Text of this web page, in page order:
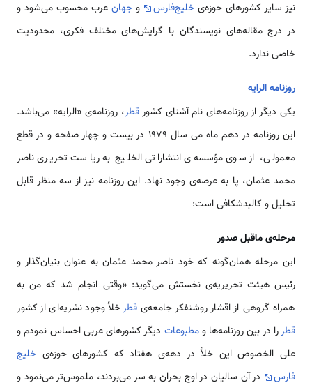
نیز سایر کشورهای حوزه‌ی خلیج‌فارس و جهان عرب محسوب می‌شود و
در درج مقاله‌های نویسندگان با گرایش‌های مختلف فکری، محدودیت
خاصی ندارد.
روزنامه الرایه
یکی دیگر از روزنامه‌های نام آشنای کشورقطر، روزنامه‌ی «الرایه» می‌باشد.
این روزنامه در دهم ماه می‌ سال 1979 در بیست و چهار صفحه و در قطع
معمولی، از سوی مؤسسه‌ی انتشاراتی الخلیج به ریاست تحریری ناصر
محمد عثمان، پا به عرصه‌ی وجود نهاد. این روزنامه نیز از سه منظر قابل
تحلیل و کالبدشکافی است:
مرحله‌ی ماقبل صدور
این مرحله همان‌گونه که خود ناصر محمد عثمان به عنوان بنیان‌گذار و
رئیس هیئت تحریریه‌ی نخستش می‌گوید: «وقتی انجام شد که من به
همراه گروهی از اقشار روشنفکر جامعه‌یقطرخلأ وجود نشریه‌ای از كشور
قطررا در بین روزنامه‌ها ومطبوعات دیگر کشورهای عربی احساس نمودم و
علی الخصوص این خلأ در دهه‌ی هفتاد که کشورهای حوزه‌ی خلیج
فارس
در آن سالیان در اوج بحران به سر می‌بردند، ملموس‌تر می‌نمود و